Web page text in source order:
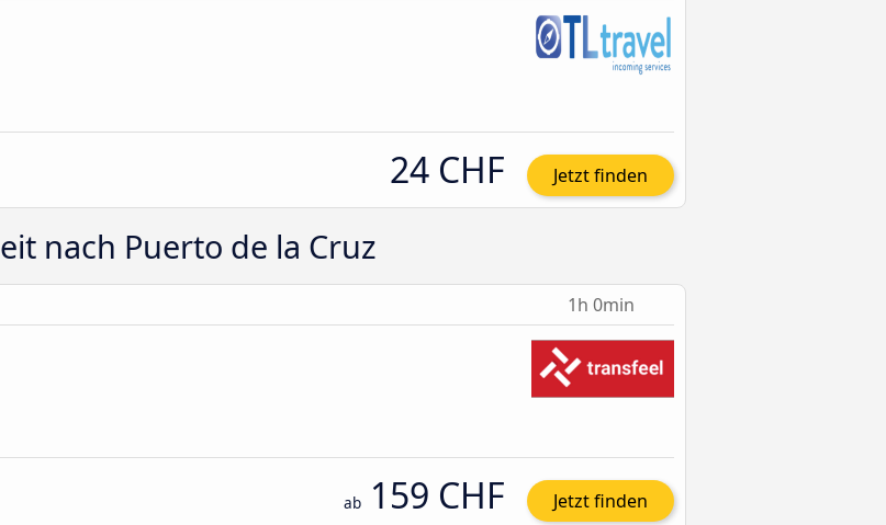
24 CHF Jetzt finden
nach Puerto de la Cruz
1h 0min
ab 159 CHF Jetzt finden